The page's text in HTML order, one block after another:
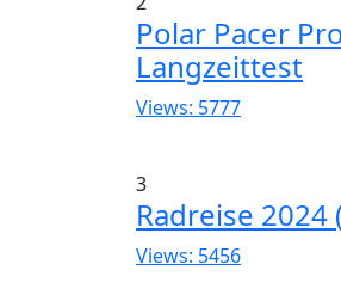
Polar Pacer
Langzeittest
Views: 5777
3
Radreise 2024
Views: 5456